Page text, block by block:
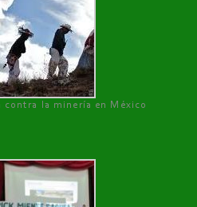
contra la minería en México